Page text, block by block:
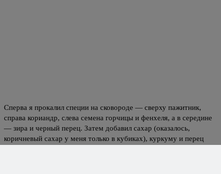
Сперва я прокалил специи на сковороде — сверху пажитник,
справа кориандр, слева семена горчицы и фенхеля, а в середине
— зира и черный перец. Затем добавил сахар (оказалось,
коричневый сахар у меня только в кубиках), куркуму и перец